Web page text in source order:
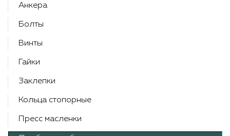
Анкера
Болты
Винты
Гайки
Заклепки
Кольца стопорные
Пресс масленки